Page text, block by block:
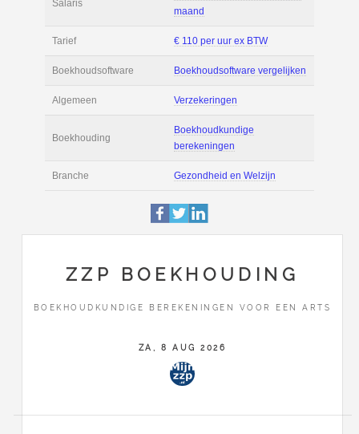
Actie Prijsopgave
€ 6.500 tot €
maand
Tarief € 110 per uur ex
Boekhoudsoftware
Boekhouding
Boekhoudkundige
ZZP BOEKHOUDING
BOEKHOUDKUNDIGE BEREKENINGEN VOOR EEN ARTS
ZA, 8 AUG 2026